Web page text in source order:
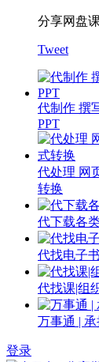
分享网盘
Tweet
代制作 撰
PPT
代处理 网
转换
代下载各
代找电子书
代找课|组
万事通 |
登录